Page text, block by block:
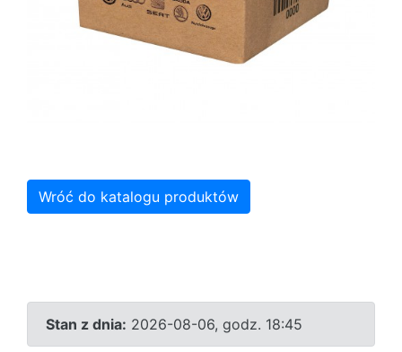
Wróć do katalogu produktów
Stan z dnia: 2026-08-06, godz. 18:45